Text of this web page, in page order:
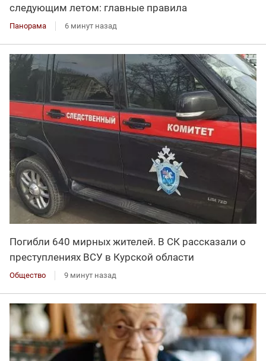
следующим летом: главные правила
Панорама 6 минут назад
Погибли 640 мирных жителей. В СК рассказали о
преступлениях ВСУ в Курской области
Общество 9 минут назад